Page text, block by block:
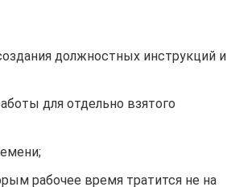
должностных инструкций и
для отдельно взятого
рабочее время тратится не на